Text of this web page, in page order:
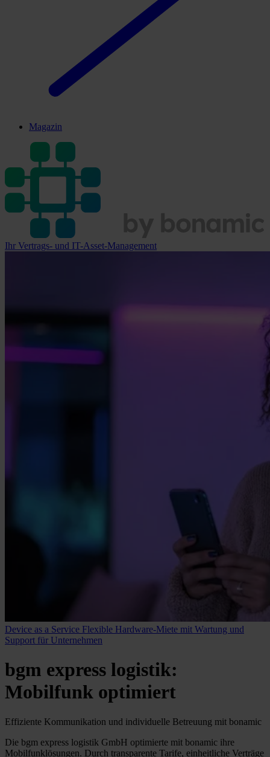
Magazin
Ihr Vertrags- und IT-Asset-Management
Device as a Service Flexible Hardware-Miete mit Wartung und
Support für Unternehmen
bgm express logistik:
Mobilfunk optimiert
Effiziente Kommunikation und individuelle Betreuung mit bonamic
Die bgm express logistik GmbH optimierte mit bonamic ihre
Mobilfunklösungen. Durch transparente Tarife, einheitliche Verträge